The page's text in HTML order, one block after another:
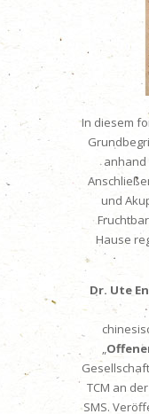
In diesem
anhand
und
Hause
Dr. Ute
„
TCM an
SMS.